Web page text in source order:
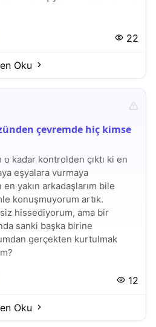
22
Oku
çevremde hiç kimse
kadar kontrolden çıktı ki en
eşyalara vurmaya
yakın arkadaşlarım bile
konuşmuyorum artık.
hissediyorum, ama bir
sanki başka birine
gerçekten kurtulmak
12
Oku